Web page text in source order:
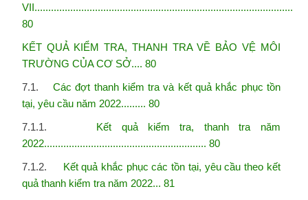
VII..............................................................................................
80
KẾT QUẢ KIỂM TRA, THANH TRA VỀ BẢO VỆ MÔI
TRƯỜNG CỦA CƠ SỞ.... 80
7.1. Các đợt thanh kiểm tra và kết quả khắc phục tồn
tại, yêu cầu năm 2022......... 80
7.1.1. Kết quả kiểm tra, thanh tra năm
2022........................................................... 80
7.1.2. Kết quả khắc phục các tồn tại, yêu cầu theo kết
quả thanh kiểm tra năm 2022... 81